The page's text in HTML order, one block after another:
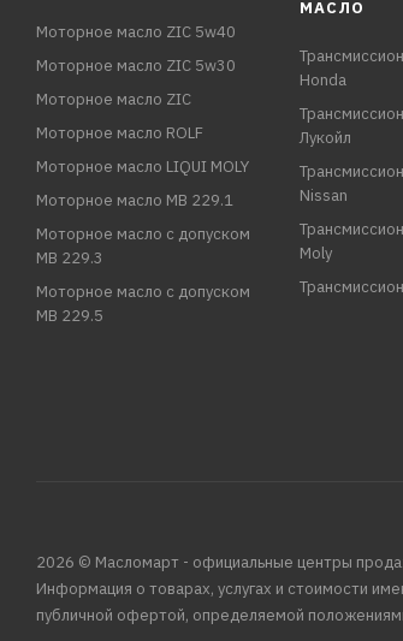
Моторное масло ZIC 5w40
Моторное масло ZIC 5w30
Моторное масло ZIC
Моторное масло ROLF
Моторное масло LIQUI MOLY
Моторное масло MB 229.1
Моторное масло с допуском
MB 229.3
Моторное масло с допуском
MB 229.5
МАСЛО
Honda
Лукойл
Nissan
Moly
2026 © Масломарт - официальные центры
Информация о товарах, услугах и стоимости
публичной офертой, определяемой